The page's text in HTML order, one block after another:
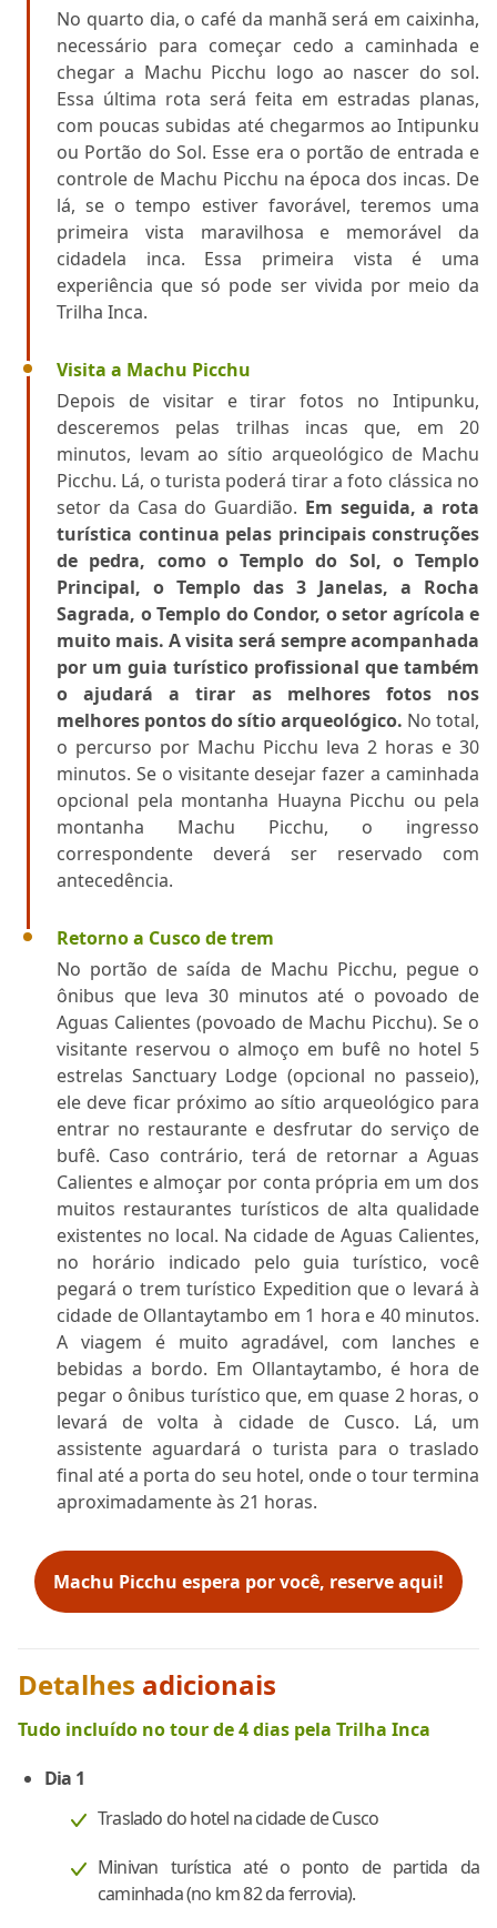
No quarto dia, o café da manhã será em caixinha,
necessário para começar cedo a caminhada e
chegar a Machu Picchu logo ao nascer do sol.
Essa última rota será feita em estradas planas,
com poucas subidas até chegarmos ao Intipunku
ou Portão do Sol. Esse era o portão de entrada e
controle de Machu Picchu na época dos incas. De
lá, se o tempo estiver favorável, teremos uma
primeira vista maravilhosa e memorável da
cidadela inca. Essa primeira vista é uma
experiência que só pode ser vivida por meio da
Trilha Inca.
Visita a Machu Picchu
Depois de visitar e tirar fotos no Intipunku,
desceremos pelas trilhas incas que, em 20
minutos, levam ao sítio arqueológico de Machu
Picchu. Lá, o turista poderá tirar a foto clássica no
setor da Casa do Guardião. Em seguida, a rota
turística continua pelas principais construções
de pedra, como o Templo do Sol, o Templo
Principal, o Templo das 3 Janelas, a Rocha
Sagrada, o Templo do Condor, o setor agrícola e
muito mais. A visita será sempre acompanhada
por um guia turístico profissional que também
o ajudará a tirar as melhores fotos nos
melhores pontos do sítio arqueológico. No total,
o percurso por Machu Picchu leva 2 horas e 30
minutos. Se o visitante desejar fazer a caminhada
opcional pela montanha Huayna Picchu ou pela
montanha Machu Picchu, o ingresso
correspondente deverá ser reservado com
antecedência.
Retorno a Cusco de trem
No portão de saída de Machu Picchu, pegue o
ônibus que leva 30 minutos até o povoado de
Aguas Calientes (povoado de Machu Picchu). Se o
visitante reservou o almoço em bufê no hotel 5
estrelas Sanctuary Lodge (opcional no passeio),
ele deve ficar próximo ao sítio arqueológico para
entrar no restaurante e desfrutar do serviço de
bufê. Caso contrário, terá de retornar a Aguas
Calientes e almoçar por conta própria em um dos
muitos restaurantes turísticos de alta qualidade
existentes no local. Na cidade de Aguas Calientes,
no horário indicado pelo guia turístico, você
pegará o trem turístico Expedition que o levará à
cidade de Ollantaytambo em 1 hora e 40 minutos.
A viagem é muito agradável, com lanches e
bebidas a bordo. Em Ollantaytambo, é hora de
pegar o ônibus turístico que, em quase 2 horas, o
levará de volta à cidade de Cusco. Lá, um
assistente aguardará o turista para o traslado
final até a porta do seu hotel, onde o tour termina
aproximadamente às 21 horas.
Machu Picchu espera por você, reserve aqui!
Detalhes adicionais
Tudo incluído no tour de 4 dias pela Trilha Inca
Dia 1
Traslado do hotel na cidade de Cusco
Minivan turística até o ponto de partida da
caminhada (no km 82 da ferrovia).